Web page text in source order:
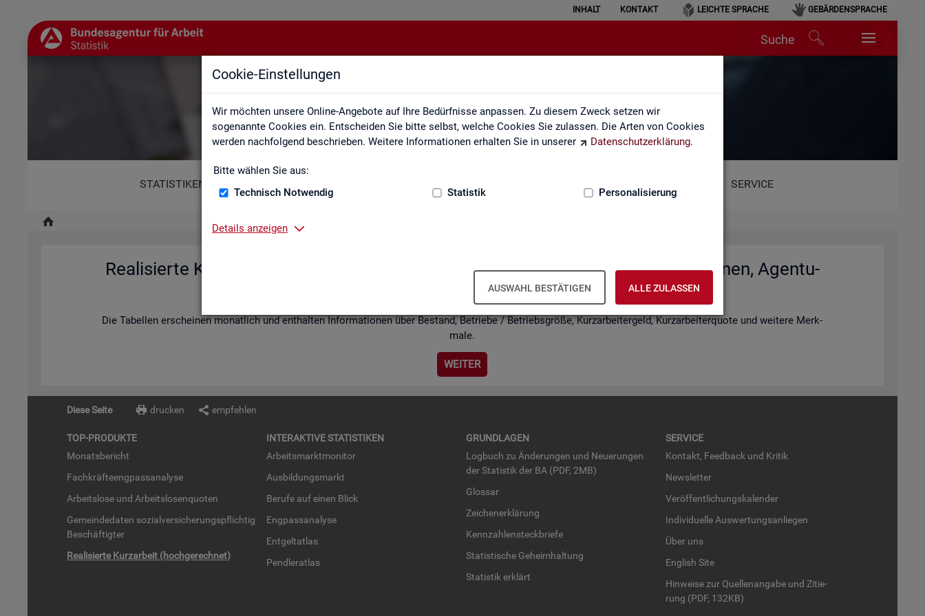
Cookie-Einstellungen
Wir möchten unsere Online-Angebote auf Ihre Bedürfnisse anpassen. Zu diesem Zweck setzen wir
sogenannte Cookies ein. Entscheiden Sie bitte selbst, welche Cookies Sie zulassen. Die Arten von Cookies
werden nachfolgend beschrieben. Weitere Informationen erhalten Sie in unserer
Datenschutzerklärung.
Bitte wählen Sie aus:
Technisch Notwendig
Statistik Personalisierung
Details anzeigen
AUSWAHL BESTÄTIGEN ALLE ZULASSEN
INHALT KONTAKT LEICHTE SPRACHE GEBÄRDENSPRACHE
Suche
Realisierte Kurzarbeit (hochgerechnet)
STATISTIKEN SERVICE
Rea­li­sier­te Kurz­ar­beit (hoch­ge­rech­net) - Deutsch­land, Län­der, Re­gio­nal­di­rek­tio­nen, Agen­tu­
ren für Ar­beit und Krei­se (Mo­nats­zah­len)
Die Ta­bel­len er­schei­nen mo­nat­lich und ent­hal­ten In­for­ma­tio­nen über Be­stand, Be­trie­be / Be­triebs­grö­ße, Kurz­ar­bei­ter­geld, Kurz­ar­bei­ter­quo­te und wei­te­re Merk­
ma­le.
WEI­TER
Diese Seite drucken empfehlen
TOP-PRO­DUK­TE
Mo­nats­be­richt
Fach­kräf­te­eng­pass­ana­ly­se
Ar­beits­lo­se und Ar­beits­lo­sen­quo­ten
Ge­mein­de­da­ten so­zi­al­ver­si­che­rungs­pflich­tig
Be­schäf­tig­ter
Rea­li­sier­te Kurz­ar­beit (hoch­ge­rech­net)
IN­TER­AK­TI­VE STA­TIS­TI­KEN
Ar­beits­markt­mo­ni­tor
Aus­bil­dungs­markt
Be­ru­fe auf einen Blick
Eng­pass­ana­ly­se
Ent­gel­t­at­las
Pend­ler­at­las
GRUND­LA­GEN
Log­buch zu Än­de­run­gen und Neue­run­gen
der Sta­tis­tik der BA (PDF, 2MB)
Glos­sar
Zei­chen­er­klä­rung
Kenn­zah­len­steck­brie­fe
Sta­tis­ti­sche Ge­heim­hal­tung
Sta­tis­tik er­klärt
SER­VICE
Kon­takt, Feed­back und Kri­tik
News­let­ter
Ver­öf­fent­li­chungs­ka­len­der
In­di­vi­du­el­le Aus­wer­tungs­an­lie­gen
Über uns
English Site
Hin­wei­se zur Quel­len­an­ga­be und Zi­tie­
rung (PDF, 132KB)